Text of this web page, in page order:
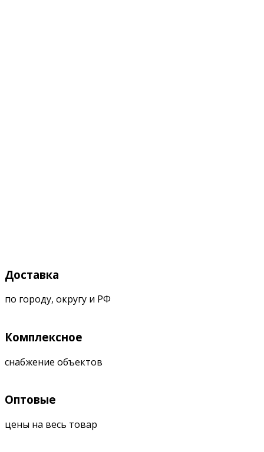
Доставка
по городу, округу и РФ
Комплексное
снабжение объектов
Оптовые
цены на весь товар